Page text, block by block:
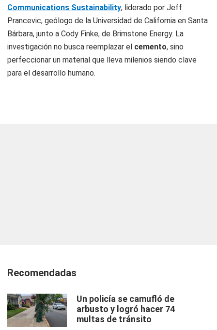
Communications Sustainability, liderado por Jeff
Prancevic, geólogo de la Universidad de California en Santa
Bárbara, junto a Cody Finke, de Brimstone Energy. La
investigación no busca reemplazar el cemento, sino
perfeccionar un material que lleva milenios siendo clave
para el desarrollo humano.
Recomendadas
Un policía se camufló de
arbusto y logró hacer 74
multas de tránsito